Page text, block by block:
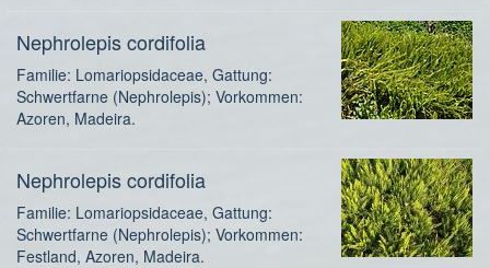
Nephrolepis cordifolia
Familie: Lomariopsidaceae, Gattung:
Schwertfarne (Nephrolepis); Vorkommen:
Azoren, Madeira.
Nephrolepis cordifolia
Familie: Lomariopsidaceae, Gattung:
Schwertfarne (Nephrolepis); Vorkommen:
Festland, Azoren, Madeira.